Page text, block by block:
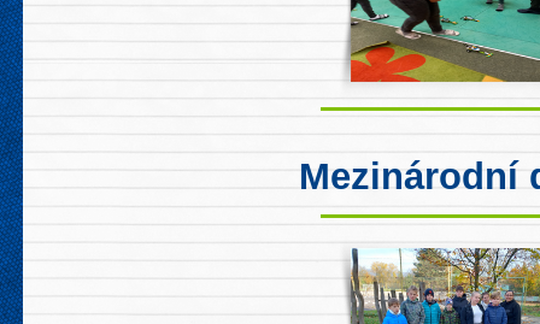
Mezinárodní